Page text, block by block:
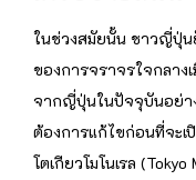
ในช่วงสมัยนั้น ชาวญี่ปุ่น
ของการจราจรใจกลาง
จากญี่ปุ่นในปัจจุบันอย่า
ต้องการแก้ไขก่อนที่จะเ
โตเกียวโมโนเรล